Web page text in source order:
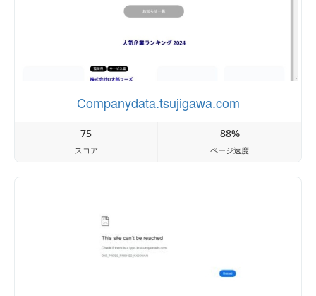
Companydata.tsujigawa.com
75
スコア
88%
ページ速度